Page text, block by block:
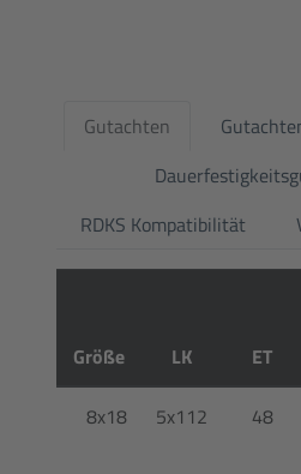
Gutachten
RDKS Kompatibilität
Größe LK ET
8x18 5x112 48